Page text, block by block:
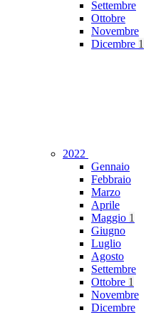
Settembre
Ottobre
Novembre
Dicembre 1
2022
Gennaio
Febbraio
Marzo
Aprile
Maggio 1
Giugno
Luglio
Agosto
Settembre
Ottobre 1
Novembre
Dicembre